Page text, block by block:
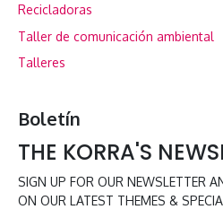
Recicladoras
Taller de comunicación ambiental
Talleres
Boletín
THE KORRA'S
SIGN UP FOR OUR NEWSLETTER
ON OUR LATEST THEMES &